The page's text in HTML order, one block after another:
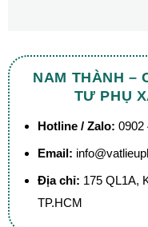
NAM THÀNH –
TƯ PHỤ
Hotline / Zalo: 0902
Email:
Địa chỉ: 175 QL1A,
TP.HCM